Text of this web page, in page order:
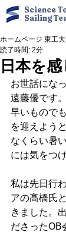
Science
Sailing
日本を
ホームページ 東工
読了時間: 2分
お世話にな
遠藤優です。
早いもので
を迎えよう
なくらい暑
には気をつ
私は先日行
アの髙橋氏
きました。
ださったOB